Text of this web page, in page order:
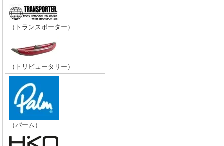
（トランスポーター）
（トリビュータリー）
（パーム）